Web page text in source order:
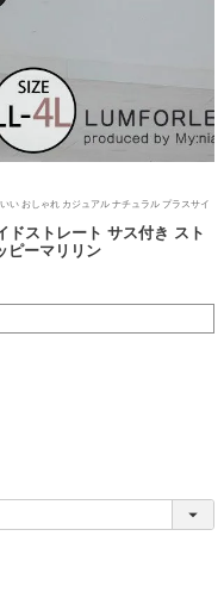
い おしゃれ カジュアル ナチュラル プラスサイ
ストレート サス付き スト
ピーマリリン